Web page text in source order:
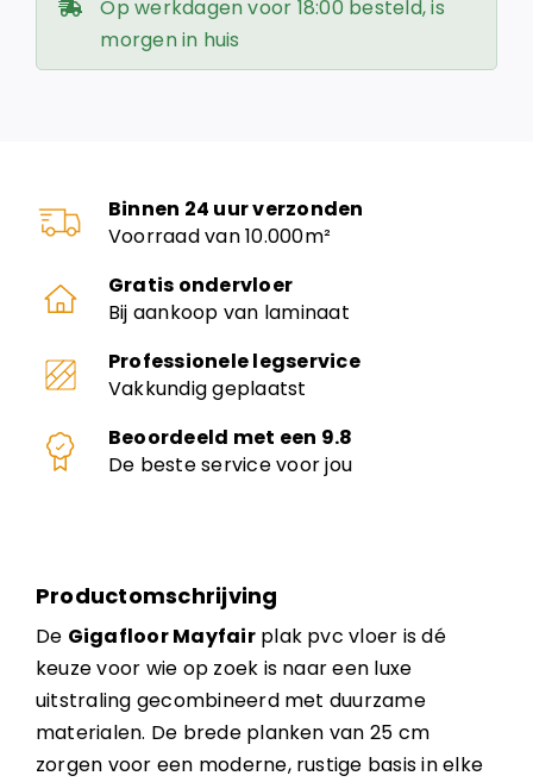
Op werkdagen voor 18:00 besteld, is
morgen in huis
Binnen 24 uur verzonden
Voorraad van 10.000m²
Gratis ondervloer
Bij aankoop van laminaat
Professionele legservice
Vakkundig geplaatst
Beoordeeld met een 9.8
De beste service voor jou
Productomschrijving
De Gigafloor Mayfairplak pvc vloer is dé
keuze voor wie op zoek is naar een luxe
uitstraling gecombineerd met duurzame
materialen. De brede planken van 25 cm
zorgen voor een moderne, rustige basis in elke